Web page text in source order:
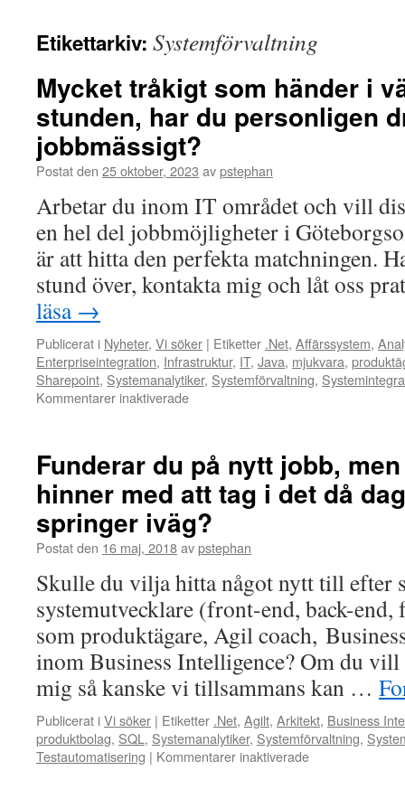
Etikettarkiv: Systemförvaltning
Mycket tråkigt som händer i
stunden, har du personligen
jobbmässigt?
Postat den 25 oktober, 2023 avpstephan
Arbetar du inom IT området och vill
en hel del jobbmöjligheter i
är att hitta den perfekta matchningen.
stund över, kontakta mig och låt oss
läsa →
Publicerat i Nyheter, Vi söker | Etiketter .Net, Affärssystem,
Enterpriseintegration, Infrastruktur, IT, Java, mjukvara,
Sharepoint, Systemanalytiker, Systemförvaltning,
Kommentarer inaktiveradeför
som
händer
i
världen
för
stunden,
har
du
personligen
drabbats
jobbmässigt?
Funderar du på nytt jobb,
hinner med att tag i det då
springer iväg?
Postat den 16 maj, 2018avpstephan
Skulle du vilja hitta något nytt till efter
systemutvecklare (front-end, back-
som produktägare, Agil coach,
inom Business Intelligence? Om du
mig så kanske vi tillsammans kan …
Publicerat iVi söker | Etiketter .Net, Agilt, Arkitekt, Business
produktbolag, SQL , Systemanalytiker, Systemförvaltning,
Testautomatisering | Kommentarer inaktiveradeför